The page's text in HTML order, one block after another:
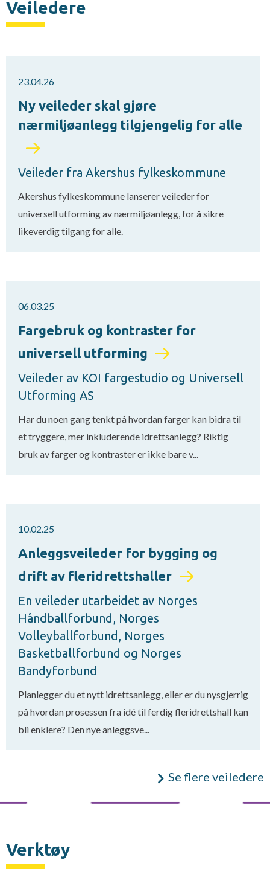
Veiledere
23.04.26
Ny veileder skal gjøre
nærmiljøanlegg tilgjengelig for alle
Veileder fra Akershus fylkeskommune
Akershus fylkeskommune lanserer veileder for
universell utforming av nærmiljøanlegg, for å sikre
likeverdig tilgang for alle.
06.03.25
Fargebruk og kontraster for
universell utforming
Veileder av KOI fargestudio og Universell
Utforming AS
Har du noen gang tenkt på hvordan farger kan bidra til
et tryggere, mer inkluderende idrettsanlegg? Riktig
bruk av farger og kontraster er ikke bare v...
10.02.25
Anleggsveileder for bygging og
drift av fleridrettshaller
En veileder utarbeidet av Norges
Håndballforbund, Norges
Volleyballforbund, Norges
Basketballforbund og Norges
Bandyforbund
Planlegger du et nytt idrettsanlegg, eller er du nysgjerrig
på hvordan prosessen fra idé til ferdig fleridrettshall kan
bli enklere? Den nye anleggsve...
Se flere veiledere
Verktøy